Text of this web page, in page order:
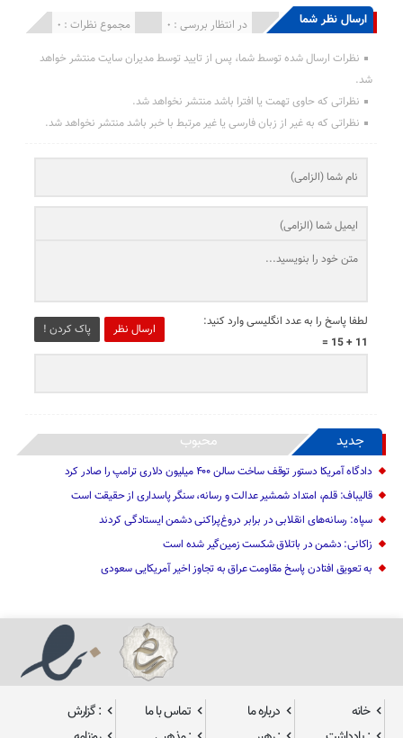
ارسال نظر شما مجموع نظرات : 0 در انتظار بررسی : 0 انتشار یافته : 0
نظرات ارسال شده توسط شما، پس از تایید توسط مدیران سایت منتشر خواهد
شد.
نظراتی که حاوی تهمت یا افترا باشد منتشر نخواهد شد.
نظراتی که به غیر از زبان فارسی یا غیر مرتبط با خبر باشد منتشر نخواهد شد.
ارسال نظر پاک کردن !
لطفا پاسخ را به عدد انگلیسی وارد کنید:
11 + 15 =
جدید محبوب
دادگاه آمریکا دستور توقف ساخت سالن ۴۰۰ میلیون دلاری ترامپ را صادر کرد
قالیباف: قلم، امتداد شمشیر عدالت و رسانه، سنگر پاسداری از حقیقت است
سپاه: رسانه‌های انقلابی در برابر دروغ‌پراکنی دشمن ایستادگی کردند
زاکانی: دشمن در باتلاق شکست زمین‌گیر شده است
به تعویق افتادن پاسخ مقاومت عراق به تجاوز اخیر آمریکایی سعودی
خانه درباره ما تماس با ما
: گزارش